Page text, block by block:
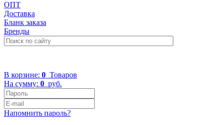
ОПТ
Доставка
Бланк заказа
Бренды
В корзине: 0 Товаров
На сумму: 0 руб.
Напомнить пароль?